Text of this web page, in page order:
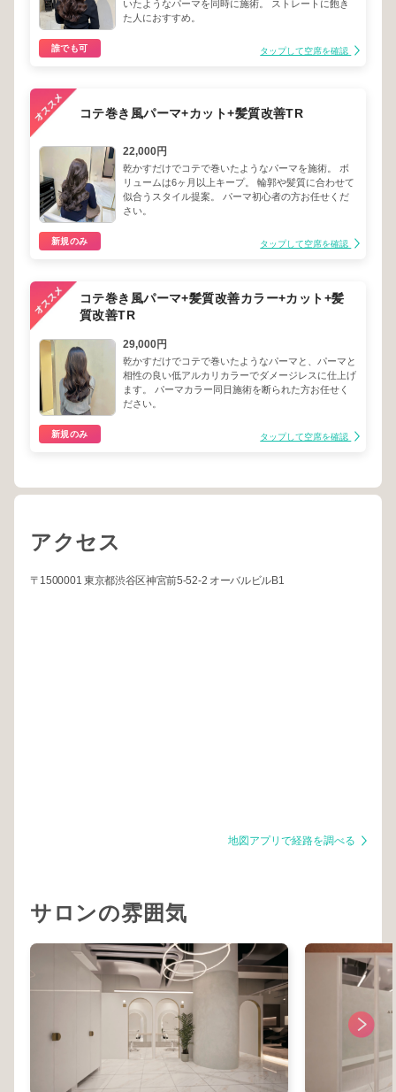
いたようなパーマを同時に施術。 ストレートに飽き
た人におすすめ。
誰でも可 タップして空席を確認
コテ巻き風パーマ+カット+髪質改善TR
22,000円
乾かすだけでコテで巻いたようなパーマを施術。 ボ
リュームは6ヶ月以上キープ。 輪郭や髪質に合わせて
似合うスタイル提案。 パーマ初心者の方お任せくだ
さい。
新規のみ タップして空席を確認
コテ巻き風パーマ+髪質改善カラー+カット+髪
質改善TR
29,000円
乾かすだけでコテで巻いたようなパーマと、パーマと
相性の良い低アルカリカラーでダメージレスに仕上げ
ます。 パーマカラー同日施術を断られた方お任せく
ださい。
新規のみ タップして空席を確認
アクセス
〒1500001 東京都渋谷区神宮前5-52-2 オーバルビルB1
地図アプリで経路を調べる
サロンの雰囲気